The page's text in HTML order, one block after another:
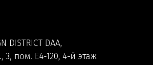
DISTRICT DAA,
3, пом. Е4-120, 4-й этаж